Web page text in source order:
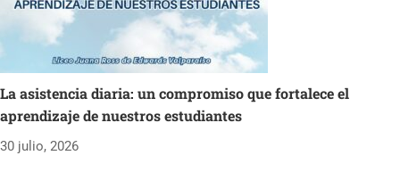
La asistencia diaria: un compromiso que fortalece el
aprendizaje de nuestros estudiantes
30 julio, 2026